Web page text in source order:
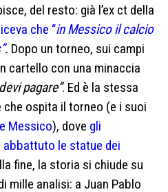
del resto: già l’ex ct della
che “in Messico il calcio
. Dopo un torneo, sui campi
cartello con una minaccia
pagare”. Ed è la stessa
ospita il torneo (e i suoi
Messico), dove gli
abbattuto le statue dei
fine, la storia si chiude su
mille analisi: a Juan Pablo